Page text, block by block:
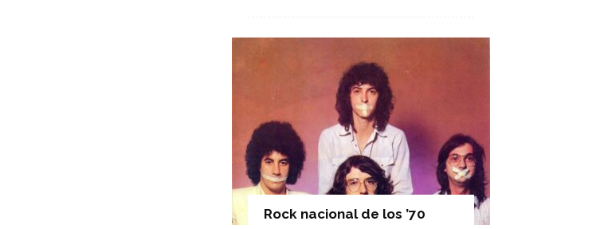
Rock nacional de los ’70